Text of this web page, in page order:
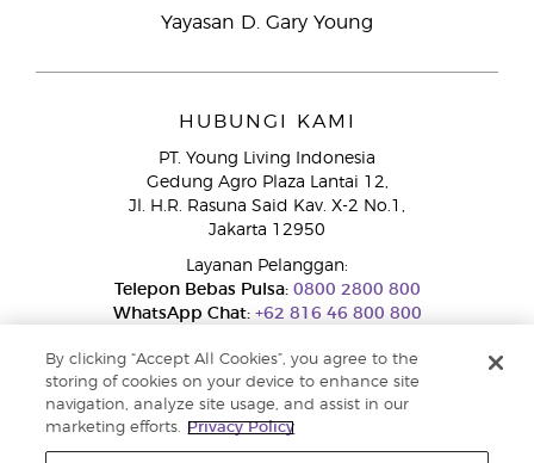
Yayasan D. Gary Young
HUBUNGI KAMI
PT. Young Living Indonesia
Gedung Agro Plaza Lantai 12,
Jl. H.R. Rasuna Said Kav. X-2 No.1,
Jakarta 12950
Layanan Pelanggan:
Telepon Bebas Pulsa:0800 2800 800
WhatsApp Chat:+62 816 46 800 800
By clicking “Accept All Cookies”, you agree to the
storing of cookies on your device to enhance site
navigation, analyze site usage, and assist in our
marketing efforts.
Privacy Policy